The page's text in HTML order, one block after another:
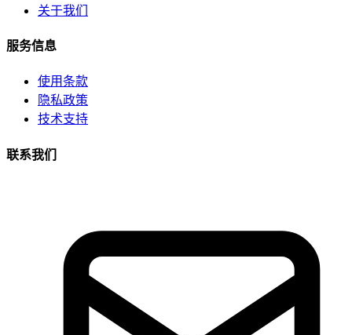
关于我们
服务信息
使用条款
隐私政策
技术支持
联系我们